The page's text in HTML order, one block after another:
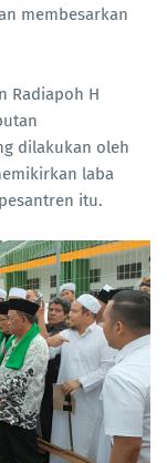
membesarkan
Radiapoh H
dilakukan oleh
laba
itu.